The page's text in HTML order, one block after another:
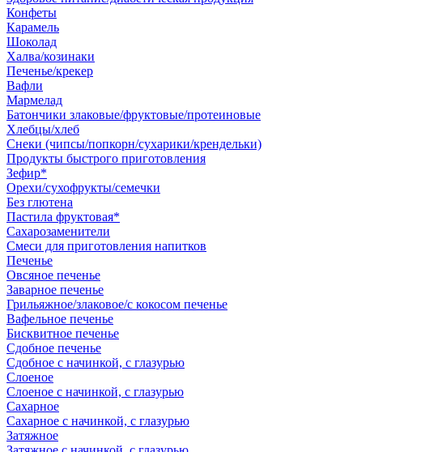
Конфеты
Карамель
Шоколад
Халва/козинаки
Печенье/крекер
Вафли
Мармелад
Батончики злаковые/фруктовые/протеиновые
Хлебцы/хлеб
Снеки (чипсы/попкорн/сухарики/крендельки)
Продукты быстрого приготовления
Зефир*
Орехи/сухофрукты/семечки
Без глютена
Пастила фруктовая*
Сахарозаменители
Смеси для приготовления напитков
Печенье
Овсяное печенье
Заварное печенье
Грильяжное/злаковое/с кокосом печенье
Вафельное печенье
Бисквитное печенье
Сдобное печенье
Сдобное с начинкой, с глазурью
Слоеное
Слоеное с начинкой, с глазурью
Сахарное
Сахарное с начинкой, с глазурью
Затяжное